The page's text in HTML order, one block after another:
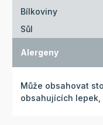
Bílkoviny
Sůl
Alergeny
Může obsahovat
obsahujících lepek,